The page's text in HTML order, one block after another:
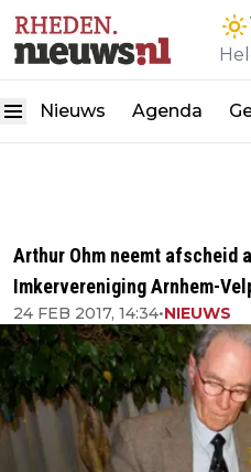
Nieuws Agenda
Arthur Ohm neemt afscheid
Imkervereniging Arnhem-
24 FEB 2017, 14:34•NIEUWS